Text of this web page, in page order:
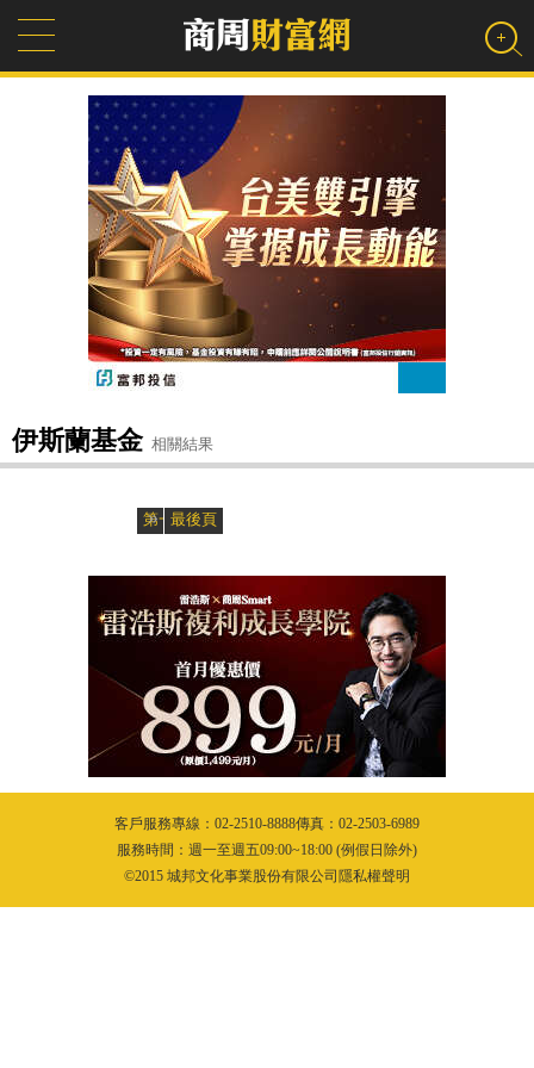
伊斯蘭基金 相關結果
第一頁 «
» 最後頁
客戶服務專線：02-2510-8888傳真：02-2503-6989
服務時間：週一至週五09:00~18:00 (例假日除外)
©2015 城邦文化事業股份有限公司隱私權聲明